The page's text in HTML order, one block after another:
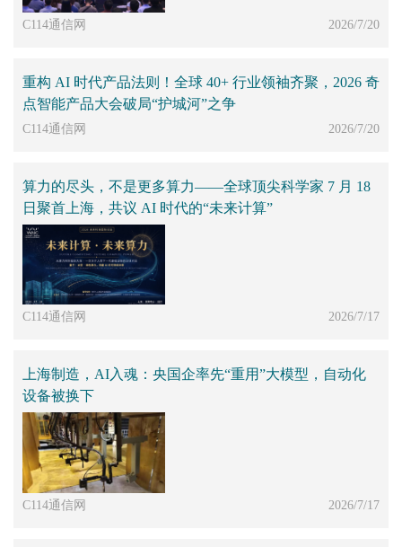
C114通信网 2026/7/20
重构 AI 时代产品法则！全球 40+ 行业领袖齐聚，2026 奇
点智能产品大会破局“护城河”之争
C114通信网 2026/7/20
算力的尽头，不是更多算力——全球顶尖科学家 7 月 18
日聚首上海，共议 AI 时代的“未来计算”
C114通信网 2026/7/17
上海制造，AI入魂：央国企率先“重用”大模型，自动化
设备被换下
C114通信网 2026/7/17